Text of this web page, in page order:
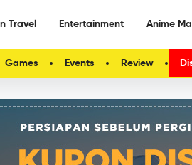
Travel Entertainment Anime
Games Events Review